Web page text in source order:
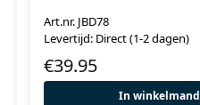
Art.nr. JBD78
Levertijd: Direct (1-2 dagen)
€39.95
In winkelmand